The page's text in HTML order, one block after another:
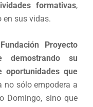
formativas,
sus vidas.
Fundación Proyecto
demostrando su
oportunidades que
no sólo empodera a
Domingo, sino que